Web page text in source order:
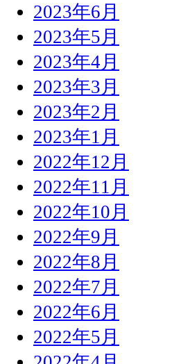
2023年6月
2023年5月
2023年4月
2023年3月
2023年2月
2023年1月
2022年12月
2022年11月
2022年10月
2022年9月
2022年8月
2022年7月
2022年6月
2022年5月